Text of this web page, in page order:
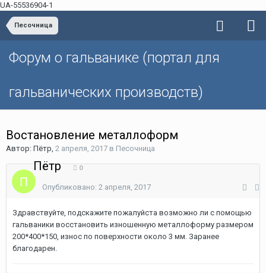
UA-55536904-1
Песочница
Форум о гальванике (портал для
гальванических производств)
Востановление металлоформ
Автор: Пётр, 2 апреля, 2017 в Песочница
Пётр 0
Опубликовано: 2 апреля, 2017
Здравствуйте, подскажите пожалуйста возможно ли с помощью
гальваники восстановить изношенную металлоформу размером
200*400*150, износ по поверхности около 3 мм. Заранее
благодарен.